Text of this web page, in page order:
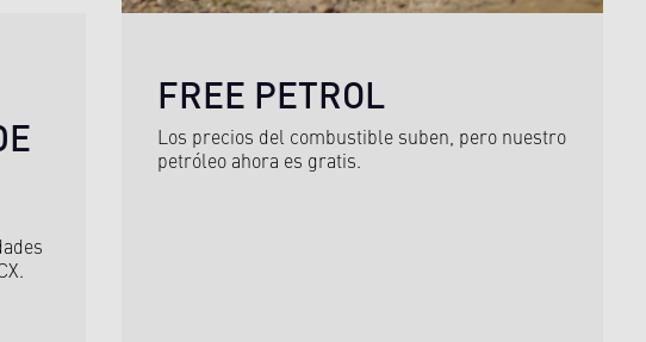
FREE PETROL
Los precios del combustible suben, pero nuestro
petróleo ahora es gratis.